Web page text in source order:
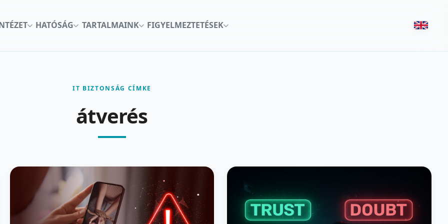
HATÓSÁG TARTALMAINK FIGYELMEZTETÉSEK
IT BIZTONSÁG CÍMKE
átverés